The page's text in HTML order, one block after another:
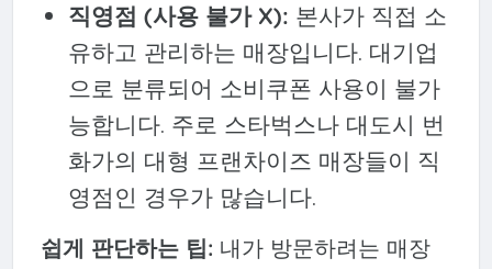
직영점 (사용 불가 X): 본사가 직접 소
유하고 관리하는 매장입니다. 대기업
으로 분류되어 소비쿠폰 사용이 불가
능합니다. 주로 스타벅스나 대도시 번
화가의 대형 프랜차이즈 매장들이 직
영점인 경우가 많습니다.
쉽게 판단하는 팁: 내가 방문하려는 매장